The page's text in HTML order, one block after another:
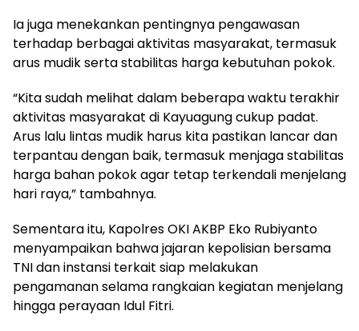
Ia juga menekankan pentingnya pengawasan
terhadap berbagai aktivitas masyarakat, termasuk
arus mudik serta stabilitas harga kebutuhan pokok.
“Kita sudah melihat dalam beberapa waktu terakhir
aktivitas masyarakat di Kayuagung cukup padat.
Arus lalu lintas mudik harus kita pastikan lancar dan
terpantau dengan baik, termasuk menjaga stabilitas
harga bahan pokok agar tetap terkendali menjelang
hari raya,” tambahnya.
Sementara itu, Kapolres OKI AKBP Eko Rubiyanto
menyampaikan bahwa jajaran kepolisian bersama
TNI dan instansi terkait siap melakukan
pengamanan selama rangkaian kegiatan menjelang
hingga perayaan Idul Fitri.